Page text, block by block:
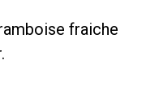
fraiche